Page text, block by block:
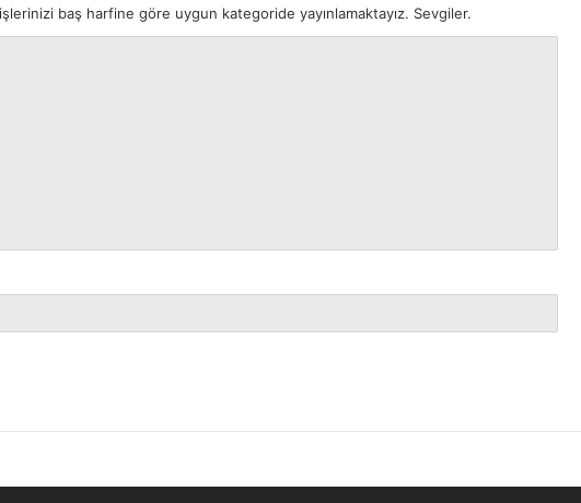
baş harfine göre uygun kategoride yayınlamaktayız. Sevgiler.